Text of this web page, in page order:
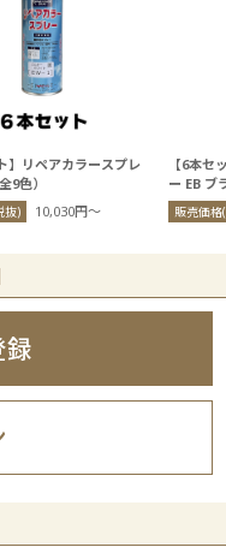
】リペアカラースプレ
9色）
抜) 10,030円〜
【6本セ
ー EB ブ
販売価格
録